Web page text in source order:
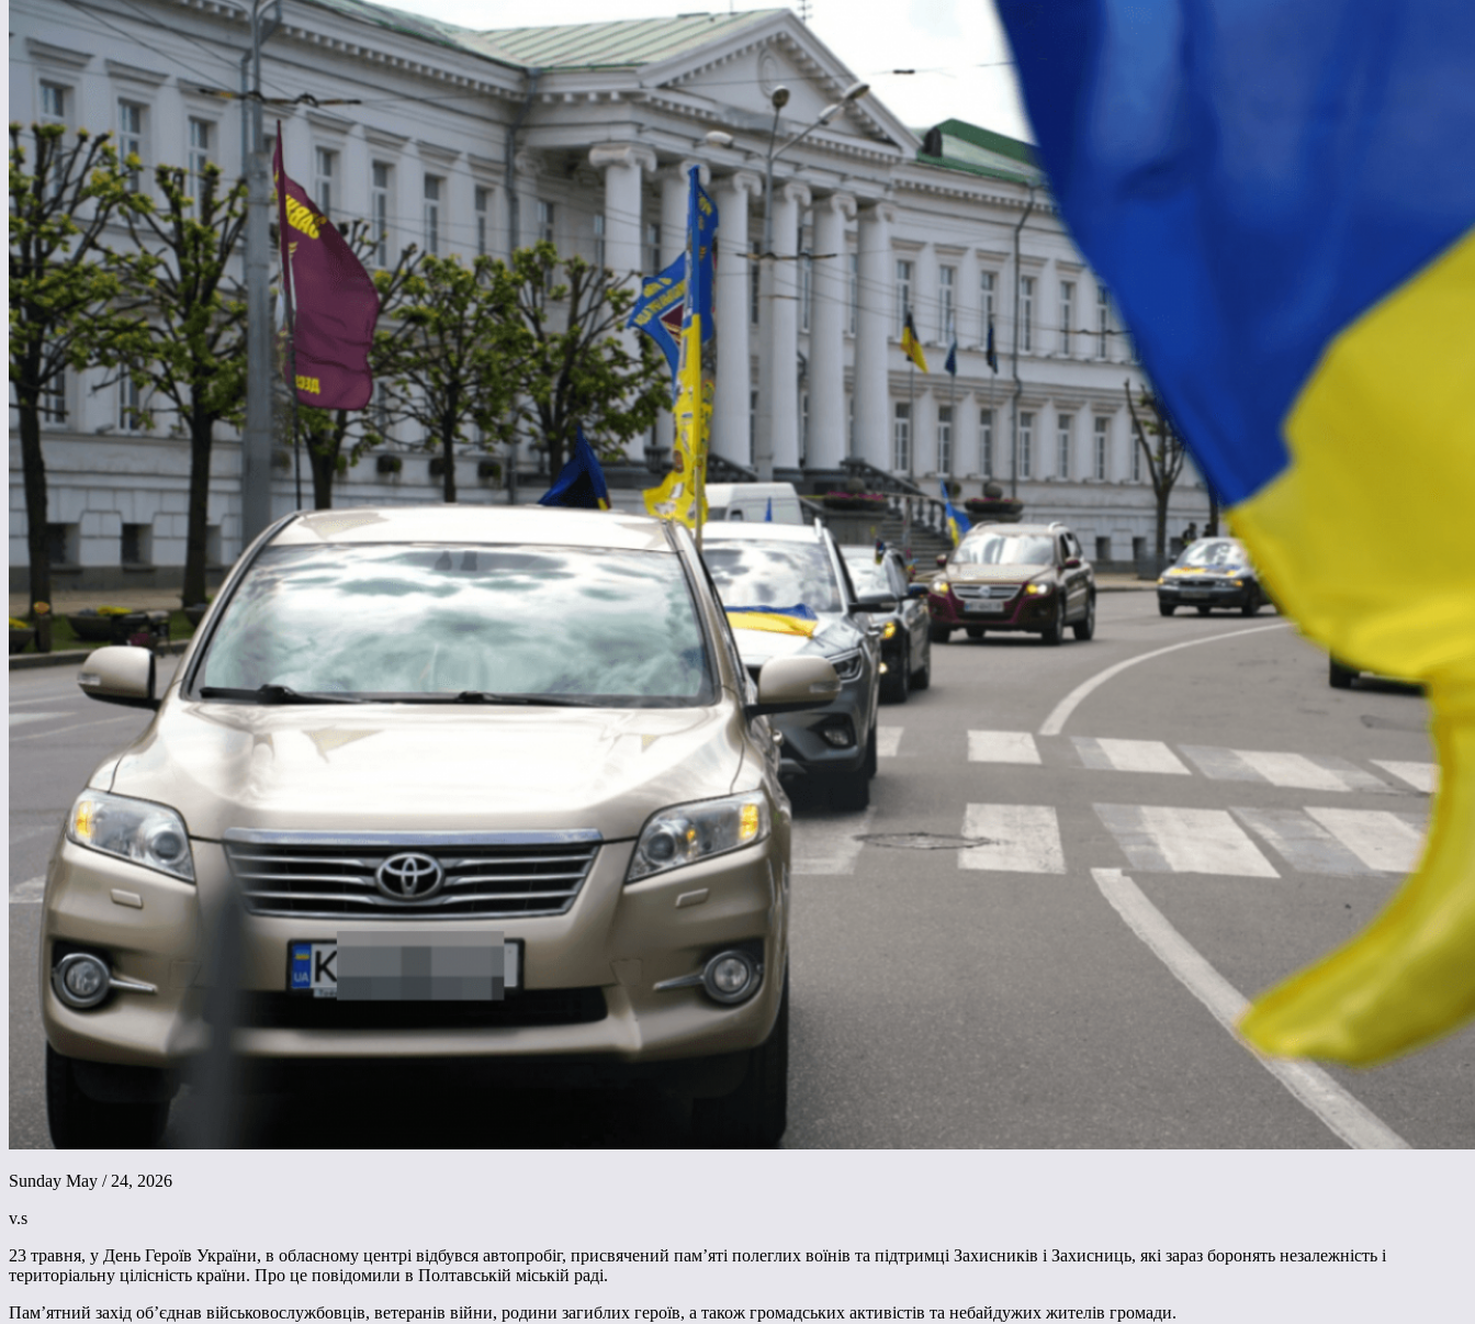
Sunday May / 24, 2026
v.s
23 травня, у День Героїв України, в обласному центрі відбувся автопробіг, присвячений пам’яті полеглих воїнів та підтримці Захисників і Захисниць, які зараз боронять незалежність і
територіальну цілісність країни. Про це повідомили в Полтавській міській раді.
Пам’ятний захід об’єднав військовослужбовців, ветеранів війни, родини загиблих героїв, а також громадських активістів та небайдужих жителів громади.